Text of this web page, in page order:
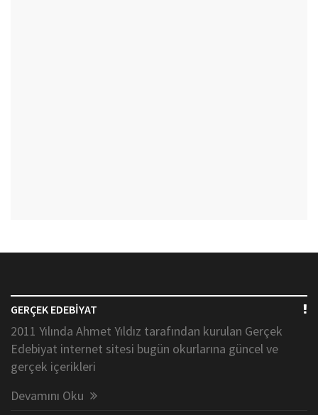
GERÇEK EDEBİYAT
2011 Yılında Ahmet Yıldız tarafından kurulan Gerçek
Edebiyat internet sitesi bugün okurlarına güncel ve
gerçek içerikleri
Devamını Oku